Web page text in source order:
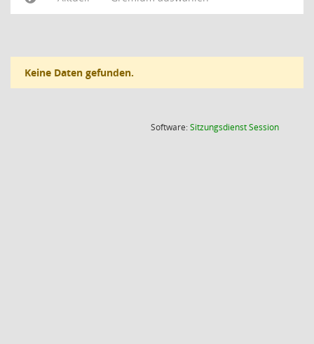
Keine Daten gefunden.
Software:SitzungsdienstSession(Wird in